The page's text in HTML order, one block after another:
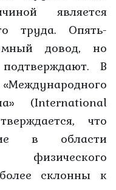
является
труда. Опять-
довод, но
В
(International
что
в области
физического
склонны к